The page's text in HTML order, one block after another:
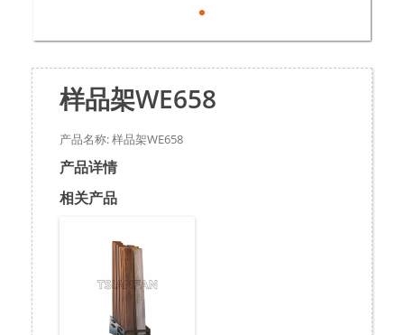
样品架WE658
产品名称: 样品架WE658
产品详情
相关产品